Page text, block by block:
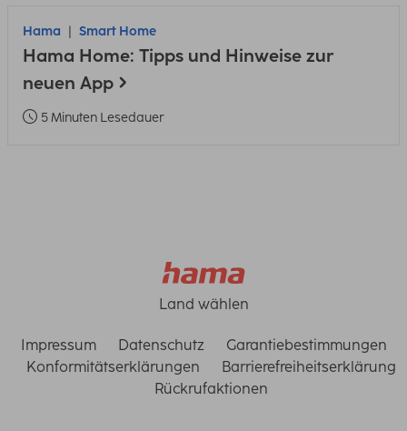
Hama Smart Home
Hama Home: Tipps und Hinweise zur
neuen App
5 Minuten Lesedauer
Land wählen
Impressum Datenschutz
Garantiebestimmungen
Konformitätserklärungen
Barrierefreiheitserklärung
Rückrufaktionen